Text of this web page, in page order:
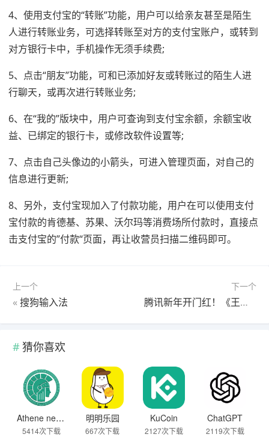
4、使用支付宝的“转账”功能，用户可以给亲友甚至是陌生
人进行转账业务，可选择转账至对方的支付宝账户，或转到
对方银行卡中，手机操作无须手续费;
5、点击“朋友”功能，可和已添加好友或转账过的陌生人进
行聊天，或再次进行转账业务;
6、在“我的”版块中，用户可查询到支付宝余额，余额宝收
益、已绑定的银行卡，或修改软件设置等;
7、点击自己头像边的小箭头，可进入管理页面，对自己的
信息进行更新;
8、另外，支付宝现加入了付款功能，用户在可以使用支付
宝付款的肯德基、苏果、沃尔玛等消费场所付款时，直接点
击支付宝的”付款“页面，再让收营员扫描二维码即可。
上一个
«搜狗输入法
下一个
腾讯新年开门红！《王者荣耀》等疯狂吸金 收入最高暴增421%
猜你喜欢
Athene network
5414次下载
明明乐园
667次下载
KuCoin
2127次下载
ChatGPT
2119次下载